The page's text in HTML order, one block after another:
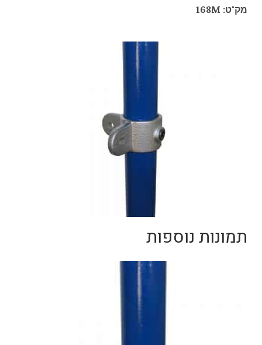
מק"ט: 168M
תמונות נוספות